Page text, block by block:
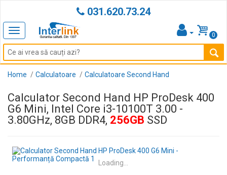
031.620.73.24
Toggle
navigation
0
Home Calculatoare Calculatoare Second Hand
Calculator Second Hand HP ProDesk 400
G6 Mini, Intel Core i3-10100T 3.00 -
3.80GHz, 8GB DDR4, 256GB SSD
Loading...